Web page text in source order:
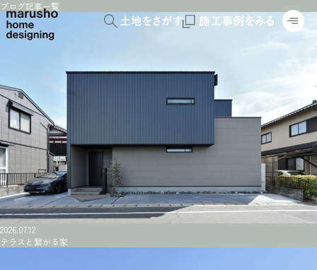
ブログ記事一覧
2026.07.12
テラスと繋がる家